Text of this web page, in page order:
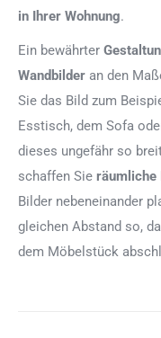
in Ihrer Wohnung.
Ein bewährter
Wandbilder an den
Sie das Bild zum
Esstisch, dem Sofa
dieses ungefähr so
schaffen Sie räumliche
Bilder nebeneinander
gleichen Abstand so,
dem Möbelstück